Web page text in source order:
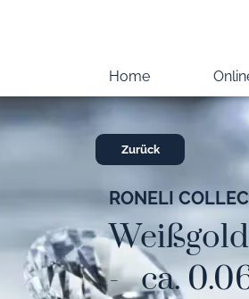
Home
Zurück
RONELI
- ca.